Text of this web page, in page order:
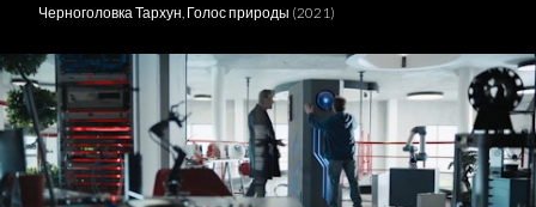
Черноголовка Тархун, Голос природы (2021)